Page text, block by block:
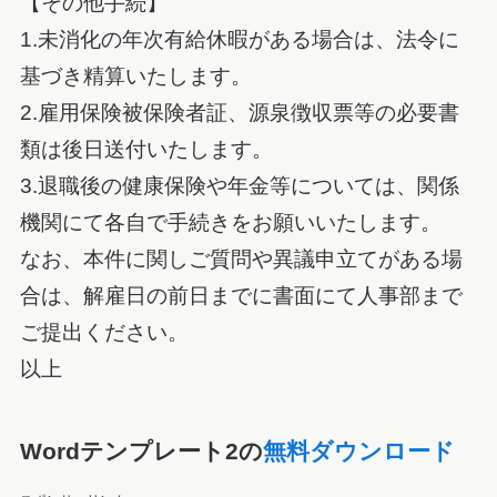
1.未消化の年次有給休暇がある場合は、法令に
基づき精算いたします。
2.雇用保険被保険者証、源泉徴収票等の必要書
類は後日送付いたします。
3.退職後の健康保険や年金等については、関係
機関にて各自で手続きをお願いいたします。
なお、本件に関しご質問や異議申立てがある場
合は、解雇日の前日までに書面にて人事部まで
ご提出ください。
以上
Wordテンプレート2の無料ダウンロード